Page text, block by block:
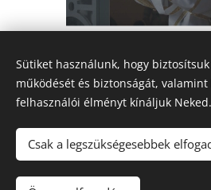
Share
© 2016-2026 Pécsi Görögkatolikus
Sütiket használunk, hogy
működését és biztonságát,
felhasználói élményt kínáljuk Neked.
Csak a legszükségesebbek